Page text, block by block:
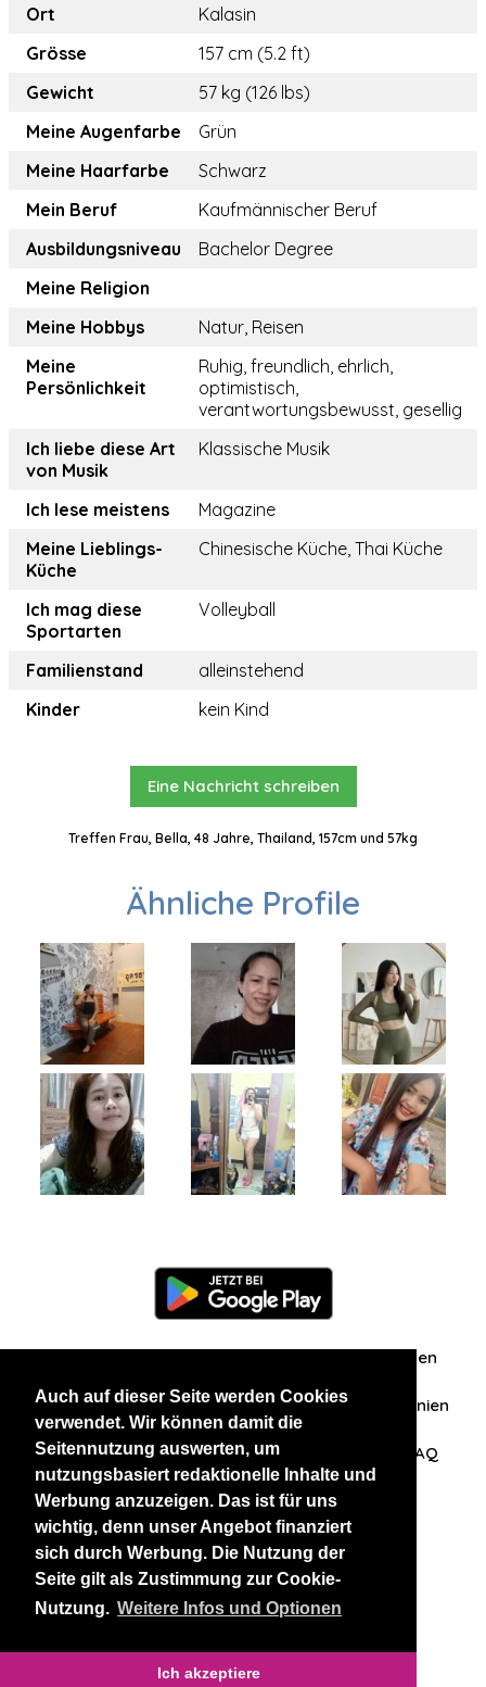
Auch auf dieser Seite werden Cookies
verwendet. Wir können damit die
Seitennutzung auswerten, um
nutzungsbasiert redaktionelle Inhalte und
Werbung anzuzeigen. Das ist für uns
wichtig, denn unser Angebot finanziert
sich durch Werbung. Die Nutzung der
Seite gilt als Zustimmung zur Cookie-
Nutzung. Weitere Infos und Optionen
Ich akzeptiere
Ort
Kalasin
Grösse
157 cm (5.2 ft)
Gewicht
57 kg (126 lbs)
Meine Augenfarbe
Grün
Meine Haarfarbe
Schwarz
Mein Beruf
Kaufmännischer Beruf
Ausbildungsniveau
Bachelor Degree
Meine Religion
Meine Hobbys
Natur, Reisen
Meine
Persönlichkeit
Ruhig, freundlich, ehrlich,
optimistisch,
verantwortungsbewusst, gesellig
Ich liebe diese Art
von Musik
Klassische Musik
Ich lese meistens
Magazine
Meine Lieblings-
Küche
Chinesische Küche, Thai Küche
Ich mag diese
Sportarten
Volleyball
Familienstand
alleinstehend
Kinder
kein Kind
Eine Nachricht schreiben
Treffen Frau, Bella, 48 Jahre, Thailand, 157cm und 57kg
Ähnliche Profile
Zuschriften/Erfahrungen
Datenschutzerklärung AGB Datenschutzrichtlinien
Nehmen Sie Kontakt mit uns auf FAQ
Unsere anderen Websites
BlackAndBeauties RussianKisses